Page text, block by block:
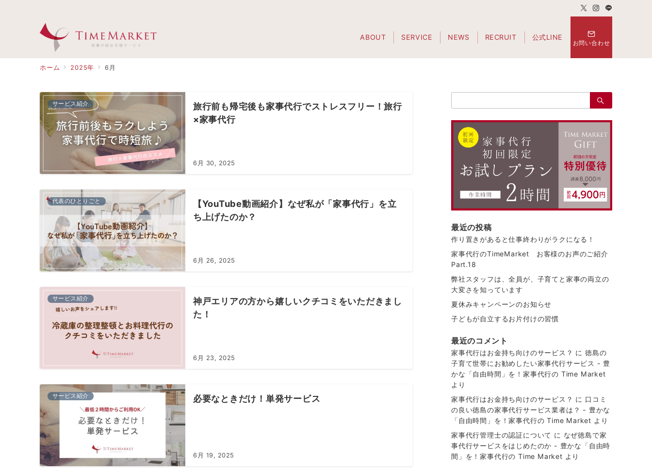
ABOUT SERVICE NEWS RECRUIT 公式LINE
お問い合わせ
ホーム 2025年 6月
サービス紹介
旅行前も帰宅後も家事代行でストレスフリー！旅行
×家事代行
6月 30, 2025
代表のひとりごと
【YouTube動画紹介】なぜ私が「家事代行」を立
ち上げたのか？
6月 26, 2025
サービス紹介
神戸エリアの方から嬉しいクチコミをいただきまし
た！
6月 23, 2025
サービス紹介 必要なときだけ！単発サービス
6月 19, 2025
索：
最近の投稿
作り置きがあると仕事終わりがラクになる！
家事代行のTimeMarket お客様のお声のご紹介
Part.18
弊社スタッフは、全員が、子育てと家事の両立の
大変さを知っています
夏休みキャンペーンのお知らせ
子どもが自立するお片付けの習慣
最近のコメント
家事代行はお金持ち向けのサービス？ に徳島の
子育て世帯にお勧めしたい家事代行サービス - 豊
かな「自由時間」を！家事代行の Time Market
より
家事代行はお金持ち向けのサービス？ に 口コミ
の良い徳島の家事代行サービス業者は？ - 豊かな
「自由時間」を！家事代行の Time Market より
家事代行管理士の認証について に なぜ徳島で家
事代行サービスをはじめたのか - 豊かな「自由時
間」を！家事代行の Time Market より